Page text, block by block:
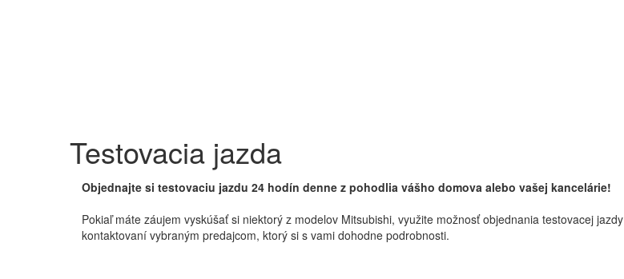
Testovacia jazda
Objednajte si testovaciu jazdu 24 hodín denne z pohodlia vášho domova alebo vašej kancelárie!
Pokiaľ máte záujem vyskúšať si niektorý z modelov Mitsubishi, využite možnosť objednania testovacej jazdy
kontaktovaní vybraným predajcom, ktorý si s vami dohodne podrobnosti.